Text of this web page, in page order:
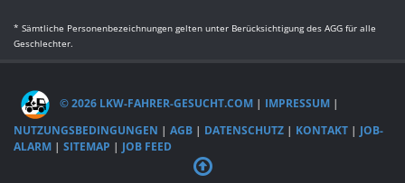
* Sämtliche Personenbezeichnungen gelten unter Berücksichtigung des AGG für alle
Geschlechter.
© 2026 LKW-FAHRER-GESUCHT.COM | IMPRESSUM |
NUTZUNGSBEDINGUNGEN | AGB | DATENSCHUTZ | KONTAKT | JOB-
ALARM | SITEMAP | JOB FEED